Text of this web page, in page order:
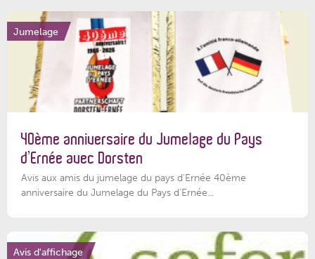
Jumelage
40ème anniversaire du Jumelage du Pays
d’Ernée avec Dorsten
Avis aux amis du jumelage du pays d'Ernée 40ème
anniversaire du Jumelage du Pays d'Ernée...
Avis d'affichage